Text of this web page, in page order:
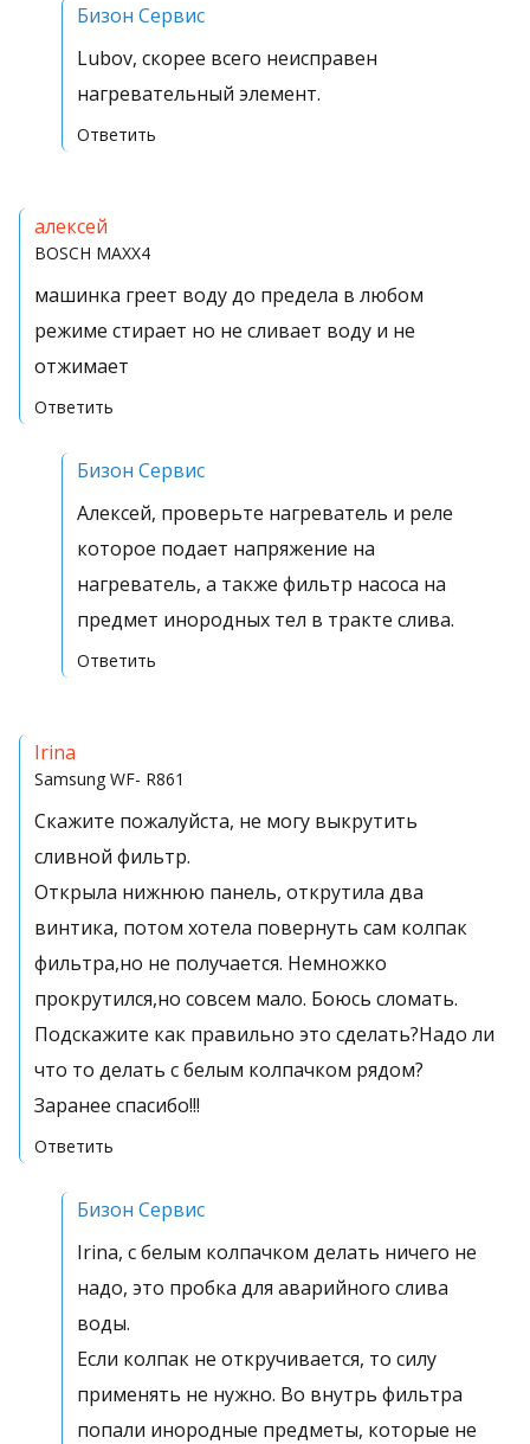
Бизон Сервис
Lubov, скорее всего неисправен
нагревательный элемент.
Ответить
алексей
BOSCH MAXX4
машинка греет воду до предела в любом
режиме стирает но не сливает воду и не
отжимает
Ответить
Бизон Сервис
Алексей, проверьте нагреватель и реле
которое подает напряжение на
нагреватель, а также фильтр насоса на
предмет инородных тел в тракте слива.
Ответить
Irina
Samsung WF- R861
Скажите пожалуйста, не могу выкрутить
сливной фильтр.
Открыла нижнюю панель, открутила два
винтика, потом хотела повернуть сам колпак
фильтра,но не получается. Немножко
прокрутился,но совсем мало. Боюсь сломать.
Подскажите как правильно это сделать?Надо ли
что то делать с белым колпачком рядом?
Заранее спасибо!!!
Ответить
Бизон Сервис
Irina, с белым колпачком делать ничего не
надо, это пробка для аварийного слива
воды.
Если колпак не откручивается, то силу
применять не нужно. Во внутрь фильтра
попали инородные предметы, которые не